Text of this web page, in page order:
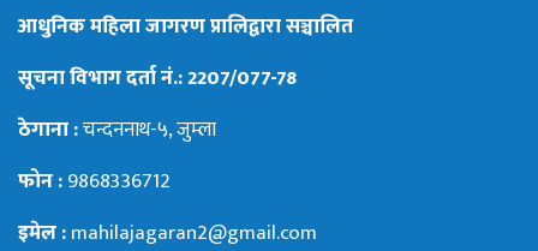
आधुनिक महिला जागरण प्रालिद्वारा सञ्चालित
सूचना विभाग दर्ता नं.: 2207/077-78
ठेगाना :चन्दननाथ-५, जुम्ला
फोन :9868336712
इमेल :mahilajagaran2@gmail.com